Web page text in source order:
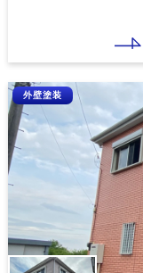
外壁塗装